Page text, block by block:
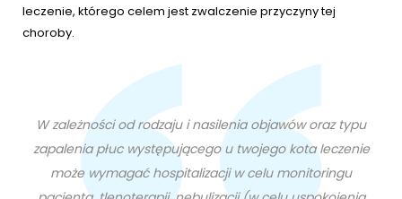
leczenie, którego celem jest zwalczenie przyczyny tej
choroby.
W zależności od rodzaju i nasilenia objawów oraz typu
zapalenia płuc występującego u twojego kota leczenie
może wymagać hospitalizacji w celu monitoringu